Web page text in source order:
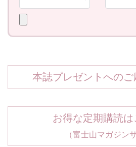
本誌プレゼントへのご
お得な定期購読は
（富士山マガジンサ